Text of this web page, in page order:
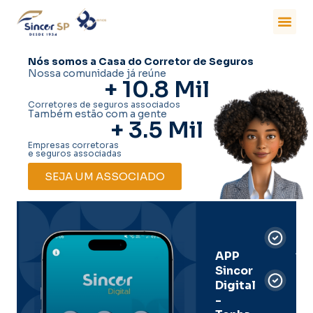
Nós somos a Casa do Corretor de Seguros
Nossa comunidade já reúne
+ 10.8 Mil
Corretores de seguros associados
Também estão com a gente
+ 3.5 Mil
Empresas corretoras
e seguros associadas
SEJA UM ASSOCIADO
APP
Sincor
Digital
-